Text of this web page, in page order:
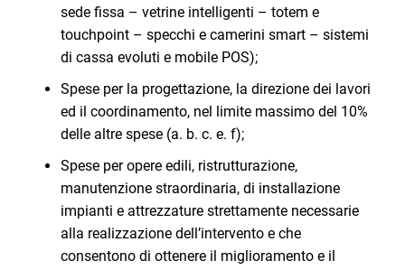
sede fissa – vetrine intelligenti – totem e
touchpoint – specchi e camerini smart – sistemi
di cassa evoluti e mobile POS);
Spese per la progettazione, la direzione dei lavori
ed il coordinamento, nel limite massimo del 10%
delle altre spese (a. b. c. e. f);
Spese per opere edili, ristrutturazione,
manutenzione straordinaria, di installazione
impianti e attrezzature strettamente necessarie
alla realizzazione dell’intervento e che
consentono di ottenere il miglioramento e il